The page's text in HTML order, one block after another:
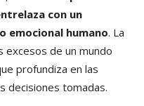
con un
emocional humano. La
excesos de un mundo
profundiza en las
decisiones tomadas.